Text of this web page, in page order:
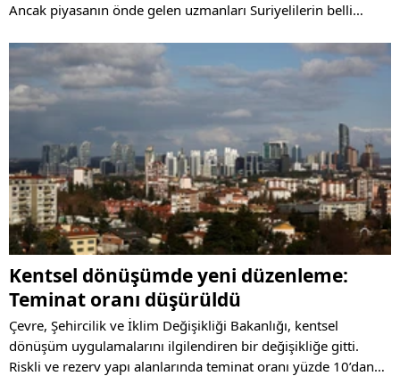
Ancak piyasanın önde gelen uzmanları Suriyelilerin belli
mümkün olmadığını belirttiler.
Kentsel dönüşümde yeni düzenleme:
Teminat oranı düşürüldü
Çevre, Şehircilik ve İklim Değişikliği Bakanlığı, kentsel
dönüşüm uygulamalarını ilgilendiren bir değişikliğe gitti.
Riskli ve rezerv yapı alanlarında teminat oranı yüzde 10’dan